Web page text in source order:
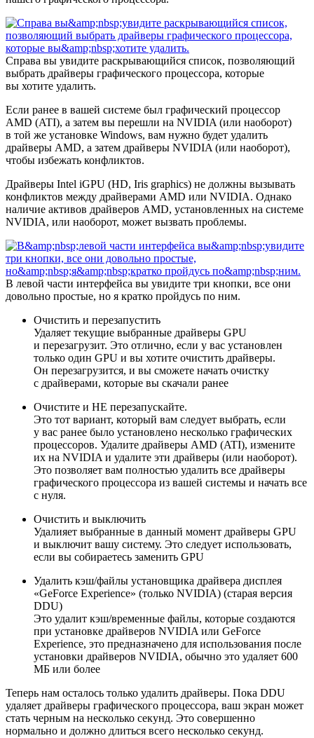
Справа вы увидите раскрывающийся список, позволяющий
выбрать драйверы графического процессора, которые
вы хотите удалить.
Если ранее в вашей системе был графический процессор
AMD (ATI), а затем вы перешли на NVIDIA (или наоборот)
в той же установке Windows, вам нужно будет удалить
драйверы AMD, а затем драйверы NVIDIA (или наоборот),
чтобы избежать конфликтов.
Драйверы Intel iGPU (HD, Iris graphics) не должны вызывать
конфликтов между драйверами AMD или NVIDIA. Однако
наличие активов драйверов AMD, установленных на системе
NVIDIA, или наоборот, может вызвать проблемы.
В левой части интерфейса вы увидите три кнопки, все они
довольно простые, но я кратко пройдусь по ним.
Очистить и перезапустить
Удаляет текущие выбранные драйверы GPU
и перезагрузит. Это отлично, если у вас установлен
только один GPU и вы хотите очистить драйверы.
Он перезагрузится, и вы сможете начать очистку
с драйверами, которые вы скачали ранее
Очистите и НЕ перезапускайте.
Это тот вариант, который вам следует выбрать, если
у вас ранее было установлено несколько графических
процессоров. Удалите драйверы AMD (ATI), измените
их на NVIDIA и удалите эти драйверы (или наоборот).
Это позволяет вам полностью удалить все драйверы
графического процессора из вашей системы и начать все
с нуля.
Очистить и выключить
Удалияет выбранные в данный момент драйверы GPU
и выключит вашу систему. Это следует использовать,
если вы собираетесь заменить GPU
Удалить кэш/файлы установщика драйвера дисплея
«GeForce Experience» (только NVIDIA) (старая версия
DDU)
Это удалит кэш/временные файлы, которые создаются
при установке драйверов NVIDIA или GeForce
Experience, это предназначено для использования после
установки драйверов NVIDIA, обычно это удаляет 600
МБ или более
Теперь нам осталось только удалить драйверы. Пока DDU
удаляет драйверы графического процессора, ваш экран может
стать черным на несколько секунд. Это совершенно
нормально и должно длиться всего несколько секунд.